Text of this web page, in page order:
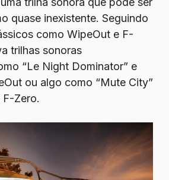
quase inexistente. Seguindo
como WipeOut e F-
trilhas sonoras
“Le Night Dominator” e
ou algo como “Mute City”
F-Zero.